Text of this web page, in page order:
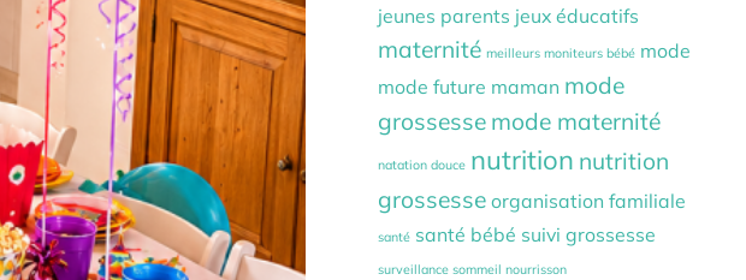
jeunes parents jeux éducatifs
maternité meilleurs moniteurs bébé mode
mode future maman mode
grossesse mode maternité
natation douce nutrition nutrition
grossesse organisation familiale
santé santé bébé suivi grossesse
surveillance sommeil nourrisson